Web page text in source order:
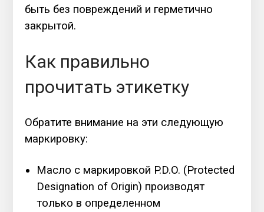
быть без повреждений и герметично
закрытой.
Как правильно
прочитать этикетку
Обратите внимание на эти следующую
маркировку:
Масло с маркировкой P.D.O. (Protected
Designation of Origin) производят
только в определенном